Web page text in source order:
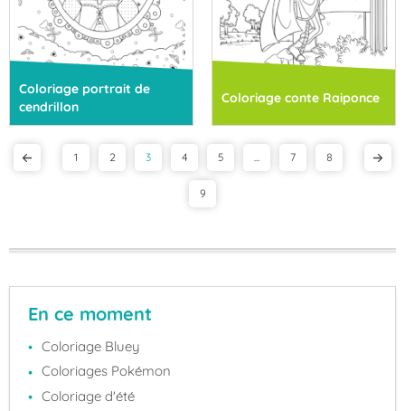
Coloriage portrait de
cendrillon
Coloriage conte Raiponce
1 2 3 4 5 7 8
9
En ce moment
Coloriage Bluey
Coloriages Pokémon
Coloriage d'été